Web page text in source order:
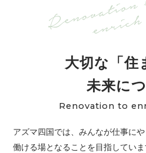
大切な「住
未来に
Renovation to
アズマ四国では、みんなが仕事に
働ける場となることを目指していま